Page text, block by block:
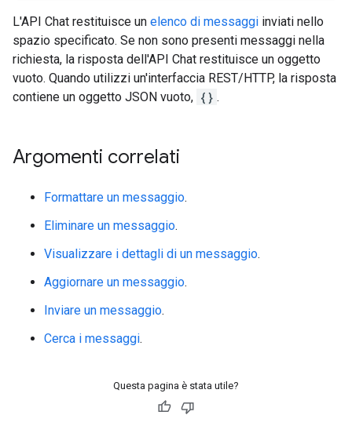
L'API Chat restituisce un elenco di messaggi inviati nello
spazio specificato. Se non sono presenti messaggi nella
richiesta, la risposta dell'API Chat restituisce un oggetto
vuoto. Quando utilizzi un'interfaccia REST/HTTP, la risposta
contiene un oggetto JSON vuoto, {} .
Argomenti correlati
Formattare un messaggio.
Eliminare un messaggio.
Visualizzare i dettagli di un messaggio.
Aggiornare un messaggio.
Inviare un messaggio.
Cerca i messaggi.
Questa pagina è stata utile?